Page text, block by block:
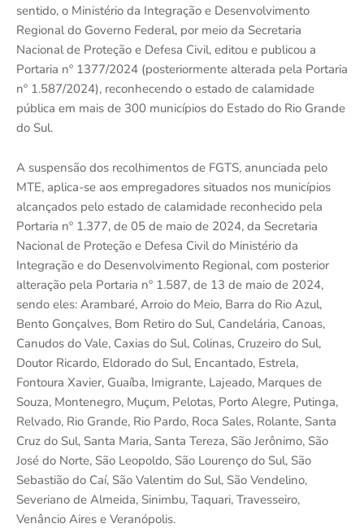
sentido, o Ministério da Integração e Desenvolvimento
Regional do Governo Federal, por meio da Secretaria
Nacional de Proteção e Defesa Civil, editou e publicou a
Portaria nº 1377/2024 (posteriormente alterada pela Portaria
nº 1.587/2024), reconhecendo o estado de calamidade
pública em mais de 300 municípios do Estado do Rio Grande
do Sul.
A suspensão dos recolhimentos de FGTS, anunciada pelo
MTE, aplica-se aos empregadores situados nos municípios
alcançados pelo estado de calamidade reconhecido pela
Portaria nº 1.377, de 05 de maio de 2024, da Secretaria
Nacional de Proteção e Defesa Civil do Ministério da
Integração e do Desenvolvimento Regional, com posterior
alteração pela Portaria nº 1.587, de 13 de maio de 2024,
sendo eles: Arambaré, Arroio do Meio, Barra do Rio Azul,
Bento Gonçalves, Bom Retiro do Sul, Candelária, Canoas,
Canudos do Vale, Caxias do Sul, Colinas, Cruzeiro do Sul,
Doutor Ricardo, Eldorado do Sul, Encantado, Estrela,
Fontoura Xavier, Guaíba, Imigrante, Lajeado, Marques de
Souza, Montenegro, Muçum, Pelotas, Porto Alegre, Putinga,
Relvado, Rio Grande, Rio Pardo, Roca Sales, Rolante, Santa
Cruz do Sul, Santa Maria, Santa Tereza, São Jerônimo, São
José do Norte, São Leopoldo, São Lourenço do Sul, São
Sebastião do Caí, São Valentim do Sul, São Vendelino,
Severiano de Almeida, Sinimbu, Taquari, Travesseiro,
Venâncio Aires e Veranópolis.